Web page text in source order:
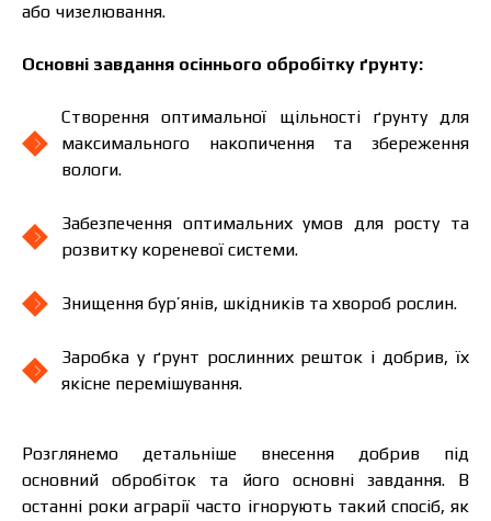
або чизелювання.
Основні завдання осіннього обробітку ґрунту:
Створення оптимальної щільності ґрунту для
максимального накопичення та збереження
вологи.
Забезпечення оптимальних умов для росту та
розвитку кореневої системи.
Знищення бур’янів, шкідників та хвороб рослин.
Заробка у ґрунт рослинних решток і добрив, їх
якісне перемішування.
Розглянемо детальніше внесення добрив під
основний обробіток та його основні завдання. В
останні роки аграрії часто ігнорують такий спосіб, як